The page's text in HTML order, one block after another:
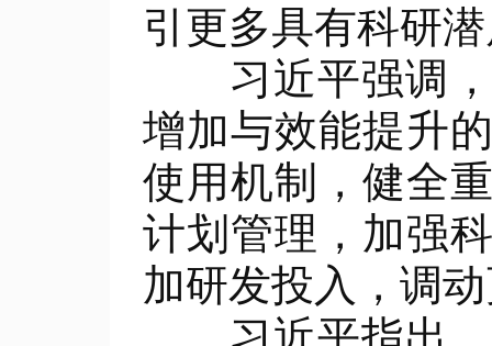
引更多具有科研
习近平强调，
增加与效能提升
使用机制，健全
计划管理，加强
加研发投入，调